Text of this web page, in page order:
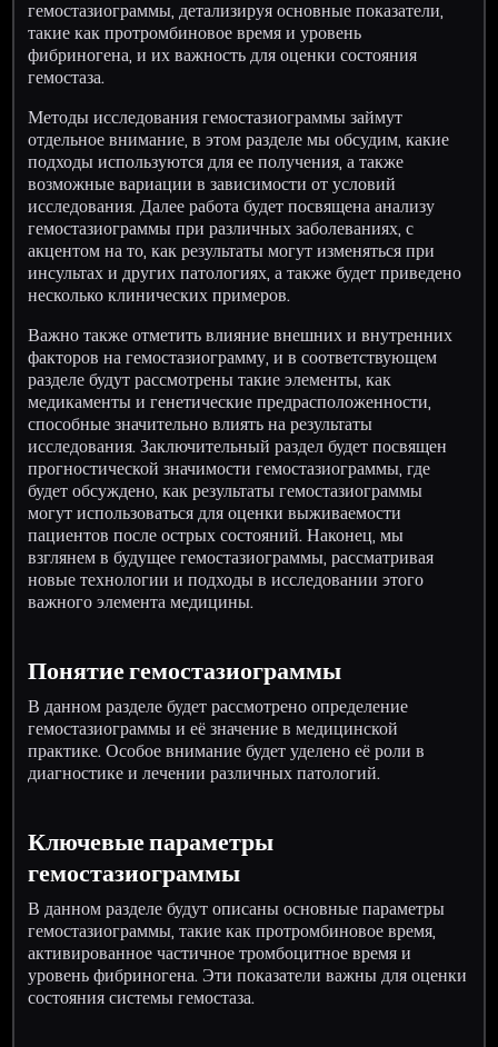
гемостазиограммы, детализируя основные показатели,
такие как протромбиновое время и уровень
фибриногена, и их важность для оценки состояния
гемостаза.
Методы исследования гемостазиограммы займут
отдельное внимание, в этом разделе мы обсудим, какие
подходы используются для ее получения, а также
возможные вариации в зависимости от условий
исследования. Далее работа будет посвящена анализу
гемостазиограммы при различных заболеваниях, с
акцентом на то, как результаты могут изменяться при
инсультах и других патологиях, а также будет приведено
несколько клинических примеров.
Важно также отметить влияние внешних и внутренних
факторов на гемостазиограмму, и в соответствующем
разделе будут рассмотрены такие элементы, как
медикаменты и генетические предрасположенности,
способные значительно влиять на результаты
исследования. Заключительный раздел будет посвящен
прогностической значимости гемостазиограммы, где
будет обсуждено, как результаты гемостазиограммы
могут использоваться для оценки выживаемости
пациентов после острых состояний. Наконец, мы
взглянем в будущее гемостазиограммы, рассматривая
новые технологии и подходы в исследовании этого
важного элемента медицины.
Понятие гемостазиограммы
В данном разделе будет рассмотрено определение
гемостазиограммы и её значение в медицинской
практике. Особое внимание будет уделено её роли в
диагностике и лечении различных патологий.
Ключевые параметры
гемостазиограммы
В данном разделе будут описаны основные параметры
гемостазиограммы, такие как протромбиновое время,
активированное частичное тромбоцитное время и
уровень фибриногена. Эти показатели важны для оценки
состояния системы гемостаза.